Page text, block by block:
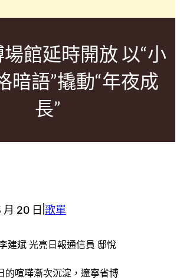
館延時開放 以“小
暗語”撬動“年夜成
長”
20 日 歌單
建斌 光亮日報通信員 邸悅
的喧嘩漸次沉淀，遼寧省博